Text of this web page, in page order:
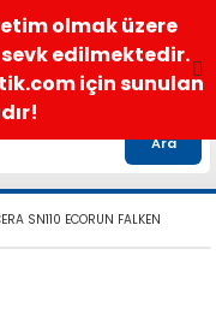
Ara
SN110 ECORUN FALKEN
olmak üzere
edilmektedir.
için sunulan